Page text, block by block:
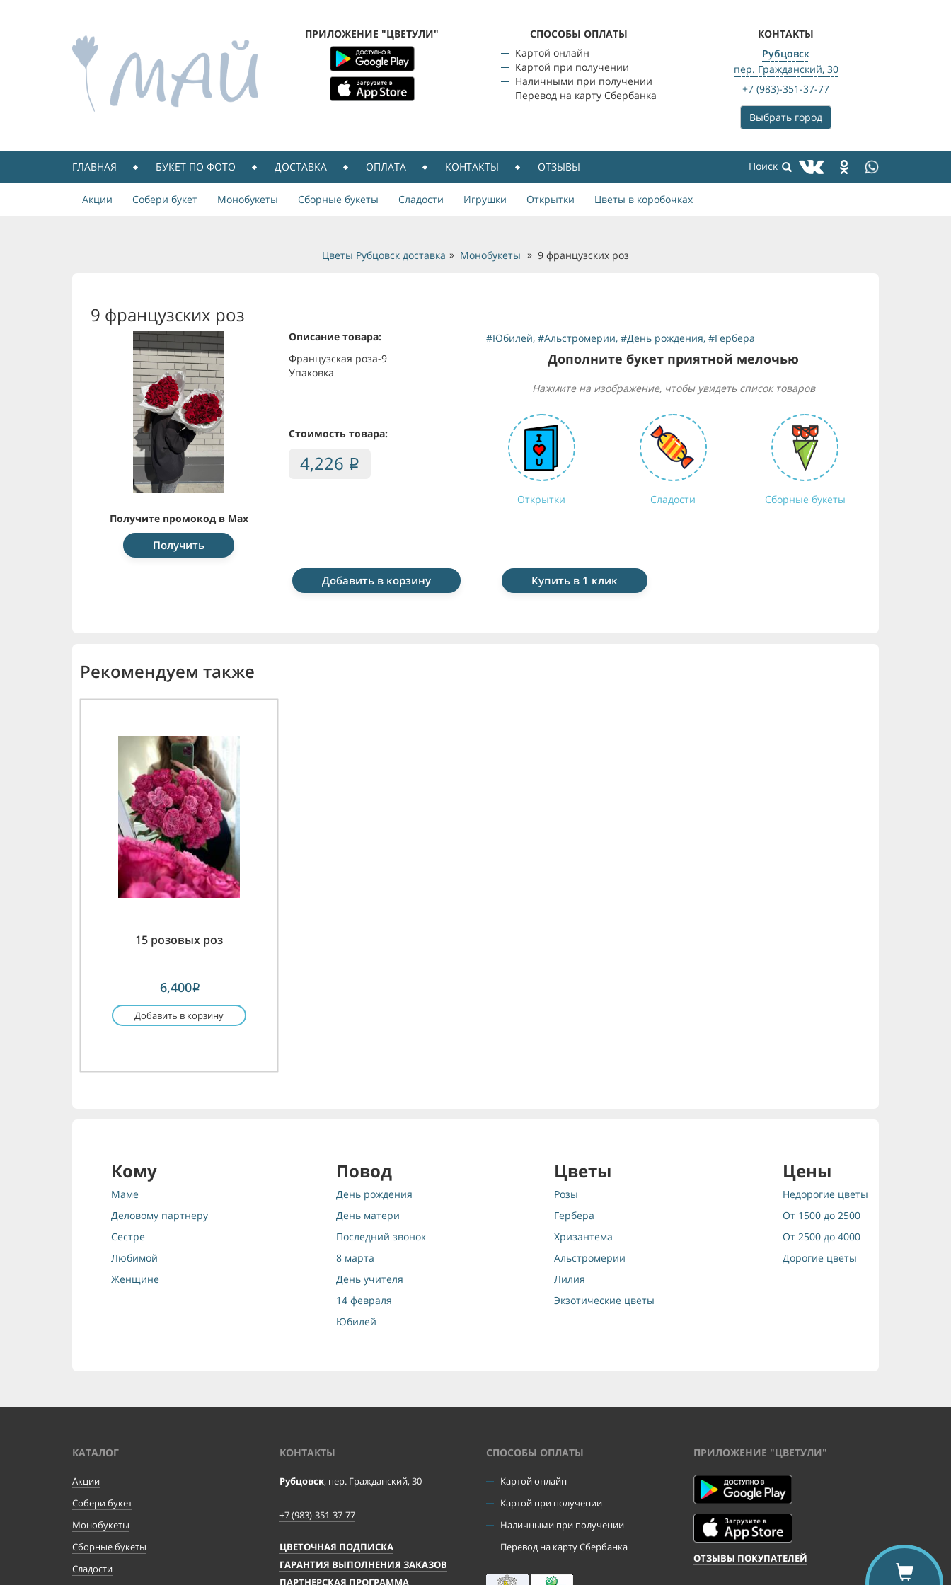
ПРИЛОЖЕНИЕ "ЦВЕТУЛИ"
CПОСОБЫ ОПЛАТЫ
Картой онлайн
Картой при получении
Наличными при получении
Перевод на карту Сбербанка
КОНТАКТЫ
Рубцовск
пер. Гражданский, 30
+7 (983)-351-37-77
Выбрать город
ГЛАВНАЯ БУКЕТ ПО ФОТО ДОСТАВКА ОПЛАТА КОНТАКТЫ ОТЗЫВЫ
Акции Собери букет Монобукеты Сборные букеты Сладости Игрушки Открытки Цветы в коробочках
Цветы Рубцовск доставка Монобукеты 9 французских роз
9 французских роз
Получите промокод в Max
Получить
Описание товара:
Французская роза-9
Упаковка
Стоимость товара:
4,226 i
#Юбилей, #Альстромерии, #День рождения, #Гербера
Дополните букет приятной мелочью
Нажмите на изображение, чтобы увидеть список товаров
Открытки Сладости Сборные букеты
Добавить в корзину Купить в 1 клик
Рекомендуем также
15 розовых роз
6,400i
Добавить в корзину
Кому
Маме
Деловому партнеру
Сестре
Любимой
Женщине
Повод
День рождения
День матери
Последний звонок
8 марта
День учителя
14 февраля
Юбилей
Цветы
Розы
Гербера
Хризантема
Альстромерии
Лилия
Экзотические цветы
Цены
Недорогие цветы
От 1500 до 2500
От 2500 до 4000
Дорогие цветы
КАТАЛОГ
Акции
Собери букет
Монобукеты
Сборные букеты
Сладости
КОНТАКТЫ
Рубцовск, пер. Гражданский, 30
+7 (983)-351-37-77
ЦВЕТОЧНАЯ ПОДПИСКА
ГАРАНТИЯ ВЫПОЛНЕНИЯ ЗАКАЗОВ
ПАРТНЕРСКАЯ ПРОГРАММА
CПОСОБЫ ОПЛАТЫ
Картой онлайн
Картой при получении
Наличными при получении
Перевод на карту Сбербанка
ПРИЛОЖЕНИЕ "ЦВЕТУЛИ"
ОТЗЫВЫ ПОКУПАТЕЛЕЙ